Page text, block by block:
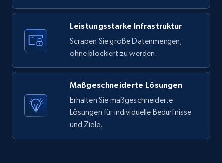
Amazon products search
Asin, URL, Name, Sponsored, Initial price, Final
price, Currency, Sold, and more.
181+
Leistungsstarke Infrastruktur
Scrapen Sie große Datenmengen,
ohne blockiert zu werden.
Maßgeschneiderte Lösungen
Erhalten Sie maßgeschneiderte
Lösungen für individuelle Bedürfnisse
und Ziele.